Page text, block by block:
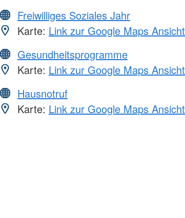
Freiwilliges Soziales Jahr
Karte: Link zur Google Maps Ansicht
Gesundheitsprogramme
Karte: Link zur Google Maps Ansicht
Hausnotruf
Karte: Link zur Google Maps Ansicht